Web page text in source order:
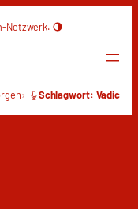
-Netzwerk.
Schlagwort: Vadic